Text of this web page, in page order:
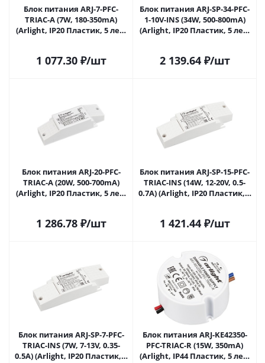
Блок питания ARJ-7-PFC-
TRIAC-A (7W, 180-350mA)
(Arlight, IP20 Пластик, 5 лет)
1 077.30₽/шт
Блок питания ARJ-SP-34-PFC-
1-10V-INS (34W, 500-800mA)
(Arlight, IP20 Пластик, 5 лет)
2 139.64₽/шт
Блок питания ARJ-20-PFC-
TRIAC-A (20W, 500-700mA)
(Arlight, IP20 Пластик, 5 лет)
1 286.78₽/шт
Блок питания ARJ-SP-15-PFC-
TRIAC-INS (14W, 12-20V, 0.5-
0.7A) (Arlight, IP20 Пластик, 5
1 421.44₽/шт
Блок питания ARJ-SP-7-PFC-
TRIAC-INS (7W, 7-13V, 0.35-
0.5A) (Arlight, IP20 Пластик, 5
Блок питания ARJ-KE42350-
PFC-TRIAC-R (15W, 350mA)
(Arlight, IP44 Пластик, 5 лет)